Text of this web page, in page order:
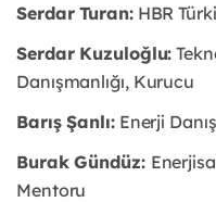
Serdar Turan: HBR
Serdar Kuzuloğlu:
Danışmanlığı, Kurucu
Barış Şanlı:Enerji
Burak Gündüz:
Mentoru